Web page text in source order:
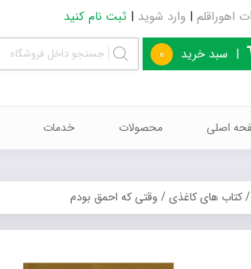
اهوراقلم | وارد شوید | ثبت نام کنید
| سبد خرید 0
اصلی محصولات خدمات
/کتاب های کاغذی/ وقتی که احمق بودم